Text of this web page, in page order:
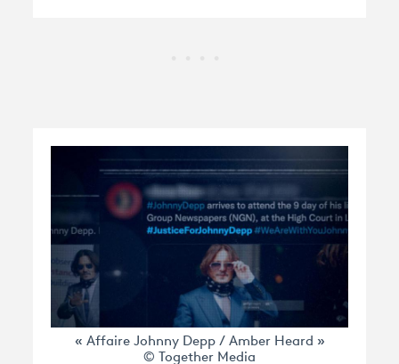
« Affaire Johnny Depp / Amber Heard »
© Together Media